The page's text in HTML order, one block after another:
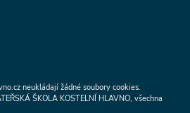
neukládají žádné soubory cookies.
ŠKOLA KOSTELNÍ HLAVNO, všechna